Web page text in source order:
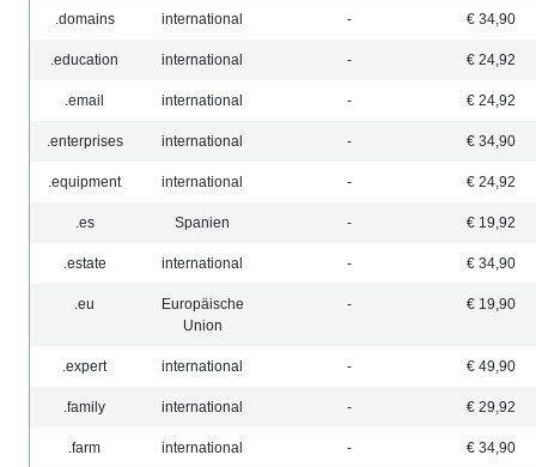
.domains international - € 34,90
.education international - € 24,92
.email international - € 24,92
.enterprises international - € 34,90
.equipment international - € 24,92
.es Spanien - € 19,92
.estate international - € 34,90
.eu
Europäische
Union
- € 19,90
.expert international - € 49,90
.family international - € 29,92
.farm international - € 34,90